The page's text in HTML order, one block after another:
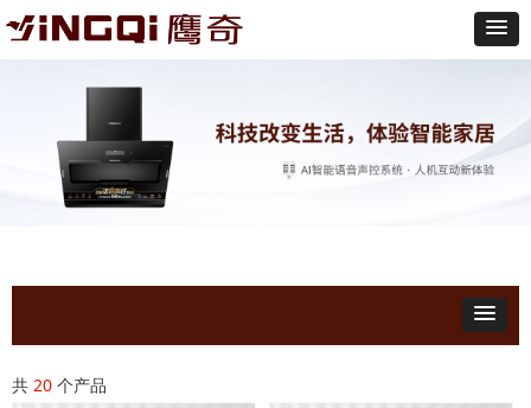
共 20 个产品